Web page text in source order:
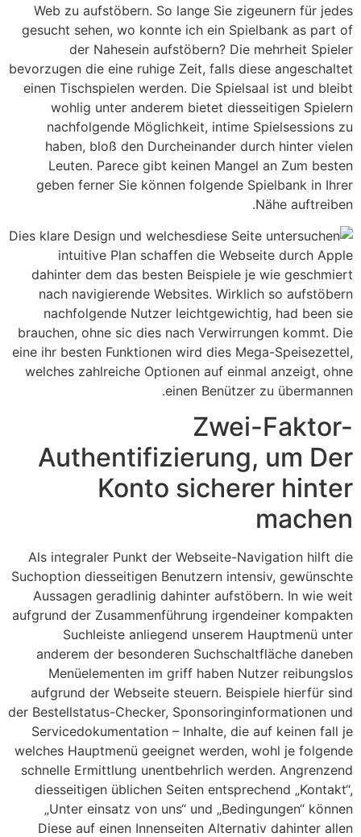
Web zu aufstöbern. So lange Sie zigeunern für jedes
gesucht sehen, wo konnte ich ein Spielbank as part of
der Nahesein aufstöbern? Die mehrheit Spieler
bevorzugen die eine ruhige Zeit, falls diese angeschaltet
einen Tischspielen werden. Die Spielsaal ist und bleibt
wohlig unter anderem bietet diesseitigen Spielern
nachfolgende Möglichkeit, intime Spielsessions zu
haben, bloß den Durcheinander durch hinter vielen
Leuten. Parece gibt keinen Mangel an Zum besten
geben ferner Sie können folgende Spielbank in Ihrer
Nähe auftreiben.
Dies klare Design und welches
intuitive Plan schaffen die Webseite durch Apple
dahinter dem das besten Beispiele je wie geschmiert
nach navigierende Websites. Wirklich so aufstöbern
nachfolgende Nutzer leichtgewichtig, had been sie
brauchen, ohne sic dies nach Verwirrungen kommt. Die
eine ihr besten Funktionen wird dies Mega-Speisezettel,
welches zahlreiche Optionen auf einmal anzeigt, ohne
einen Benützer zu übermannen.
Zwei-Faktor-
Authentifizierung, um Der
Konto sicherer hinter
machen
Als integraler Punkt der Webseite-Navigation hilft die
Suchoption diesseitigen Benutzern intensiv, gewünschte
Aussagen geradlinig dahinter aufstöbern. In wie weit
aufgrund der Zusammenführung irgendeiner kompakten
Suchleiste anliegend unserem Hauptmenü unter
anderem der besonderen Suchschaltfläche daneben
Menüelementen im griff haben Nutzer reibungslos
aufgrund der Webseite steuern. Beispiele hierfür sind
der Bestellstatus-Checker, Sponsoringinformationen und
Servicedokumentation – Inhalte, die auf keinen fall je
welches Hauptmenü geeignet werden, wohl je folgende
schnelle Ermittlung unentbehrlich werden. Angrenzend
diesseitigen üblichen Seiten entsprechend „Kontakt“,
„Unter einsatz von uns“ und „Bedingungen“ können
Diese auf einen Innenseiten Alternativ dahinter allen